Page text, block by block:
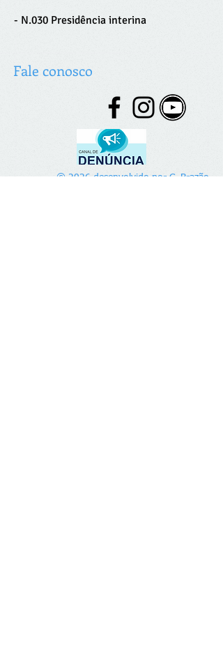
- N.030 Presidência interina
Fale conosco
© 2026 desenvolvido por C. Brazão